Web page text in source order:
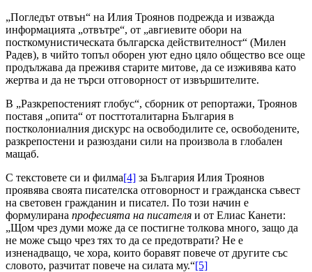
„Погледът отвън“ на Илия Троянов подрежда и изважда
информацията „отвътре“, от „авгиевите обори на
посткомунистическата българска действителност“ (Милен
Радев), в чийто топъл оборен уют едно цяло общество все още
продължава да преживя старите митове, да се изживява като
жертва и да не търси отговорност от извършителите.
В „Разкрепостеният глобус“, сборник от репортажи, Троянов
поставя „опита“ от посттоталитарна България в
постколониалния дискурс на освободилите се, освободените,
разкрепостени и разюздани сили на произвола в глобален
мащаб.
С текстовете си и филма[4] за България Илия Троянов
проявява своята писателска отговорност и гражданска съвест
на световен гражданин и писател. По този начин е
формулирана професията на писателя и от Елиас Канети:
„Щом чрез думи може да се постигне толкова много, защо да
не може също чрез тях то да се предотврати? Не е
изненадващо, че хора, които боравят повече от другите със
словото, разчитат повече на силата му.“[5]